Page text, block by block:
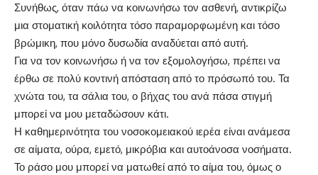
Συνήθως, όταν πάω να κοινωνήσω τον ασθενή, αντικρίζω
μια στοματική κοιλότητα τόσο παραμορφωμένη και τόσο
βρώμικη, που μόνο δυσωδία αναδύεται από αυτή.
Για να τον κοινωνήσω ή να τον εξομολογήσω, πρέπει να
έρθω σε πολύ κοντινή απόσταση από το πρόσωπό του. Τα
χνώτα του, τα σάλια του, ο βήχας του ανά πάσα στιγμή
μπορεί να μου μεταδώσουν κάτι.
Η καθημερινότητα του νοσοκομειακού ιερέα είναι ανάμεσα
σε αίματα, ούρα, εμετό, μικρόβια και αυτοάνοσα νοσήματα.
Το ράσο μου μπορεί να ματωθεί από το αίμα του, όμως ο